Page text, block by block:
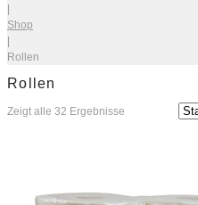
|
Shop
|
Rollen
Rollen
Zeigt alle 32 Ergebnisse